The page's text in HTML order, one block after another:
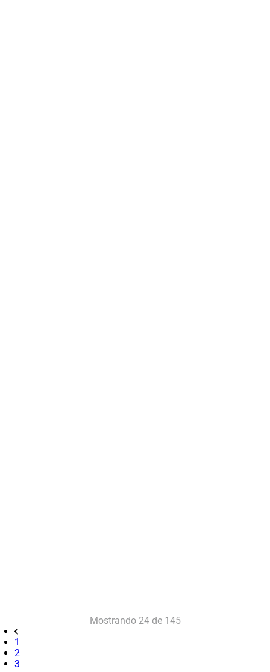
Mostrando 24 de 145
1
2
3